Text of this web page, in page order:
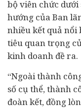
bộ viên chức
hướng của Ban
nhiều kết quả nổi
tiêu quan trọng
kinh doanh đề ra.
“Ngoài thành
số cụ thể, thành
đoàn kết, đồng